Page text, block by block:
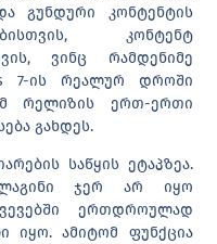
გუნდური კონტენტის
კონტენტ
ვინც რამდენიმე
7-ის რეალურ დროში
რელიზის ერთ-ერთი
გახდეს.
საწყის ეტაპზეა.
ჯერ არ იყო
ერთდროულად
იყო. ამიტომ ფუნქცია